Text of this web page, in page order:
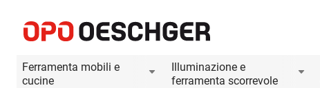
Ferramenta mobili e
cucine
Illuminazione e
ferramenta scorrevole
Informazioni prodotto
Il prodotto è